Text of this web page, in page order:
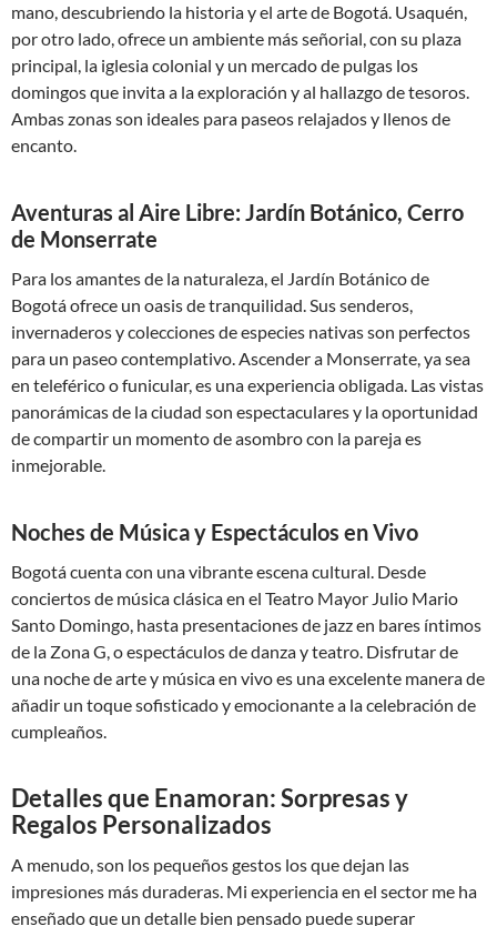
mano, descubriendo la historia y el arte de Bogotá. Usaquén,
por otro lado, ofrece un ambiente más señorial, con su plaza
principal, la iglesia colonial y un mercado de pulgas los
domingos que invita a la exploración y al hallazgo de tesoros.
Ambas zonas son ideales para paseos relajados y llenos de
encanto.
Aventuras al Aire Libre: Jardín Botánico, Cerro
de Monserrate
Para los amantes de la naturaleza, el Jardín Botánico de
Bogotá ofrece un oasis de tranquilidad. Sus senderos,
invernaderos y colecciones de especies nativas son perfectos
para un paseo contemplativo. Ascender a Monserrate, ya sea
en teleférico o funicular, es una experiencia obligada. Las vistas
panorámicas de la ciudad son espectaculares y la oportunidad
de compartir un momento de asombro con la pareja es
inmejorable.
Noches de Música y Espectáculos en Vivo
Bogotá cuenta con una vibrante escena cultural. Desde
conciertos de música clásica en el Teatro Mayor Julio Mario
Santo Domingo, hasta presentaciones de jazz en bares íntimos
de la Zona G, o espectáculos de danza y teatro. Disfrutar de
una noche de arte y música en vivo es una excelente manera de
añadir un toque sofisticado y emocionante a la celebración de
cumpleaños.
Detalles que Enamoran: Sorpresas y
Regalos Personalizados
A menudo, son los pequeños gestos los que dejan las
impresiones más duraderas. Mi experiencia en el sector me ha
enseñado que un detalle bien pensado puede superar